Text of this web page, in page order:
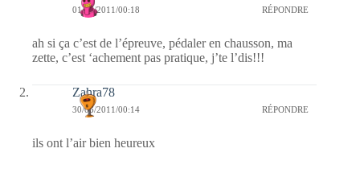
01/07/2011/00:18 RÉPONDRE
ah si ça c’est de l’épreuve, pédaler en chausson, ma
zette, c’est ‘achement pas pratique, j’te l’dis!!!
Zahra78
30/06/2011/00:14 RÉPONDRE
ils ont l’air bien heureux